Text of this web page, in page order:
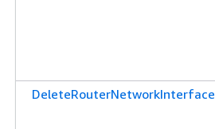
DeleteRouterNetworkInterface